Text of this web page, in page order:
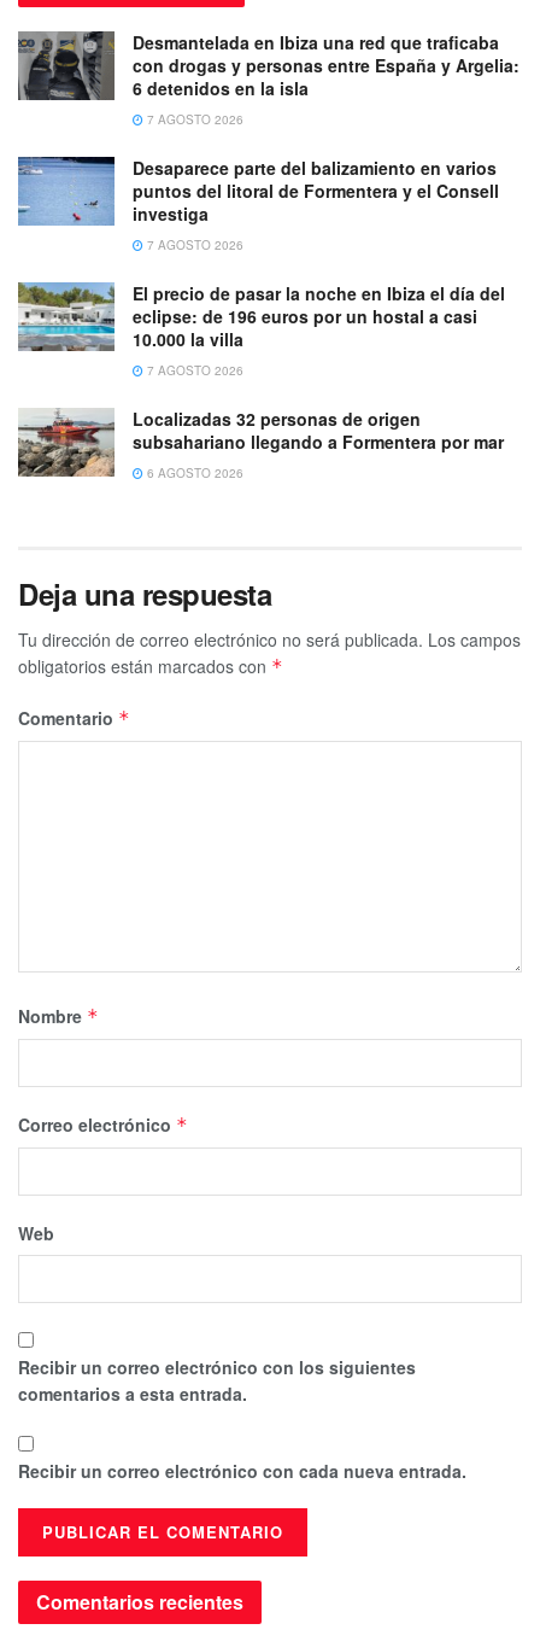
Desmantelada en Ibiza una red que traficaba
con drogas y personas entre España y Argelia:
6 detenidos en la isla
7 AGOSTO 2026
Desaparece parte del balizamiento en varios
puntos del litoral de Formentera y el Consell
investiga
7 AGOSTO 2026
El precio de pasar la noche en Ibiza el día del
eclipse: de 196 euros por un hostal a casi
10.000 la villa
7 AGOSTO 2026
Localizadas 32 personas de origen
subsahariano llegando a Formentera por mar
6 AGOSTO 2026
Deja una respuesta
Tu dirección de correo electrónico no será publicada. Los campos
obligatorios están marcados con *
Comentario *
Nombre *
Correo electrónico *
Web
Recibir un correo electrónico con los siguientes
comentarios a esta entrada.
Recibir un correo electrónico con cada nueva entrada.
Comentarios recientes